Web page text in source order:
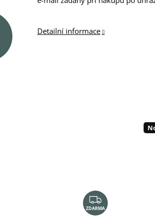
Detailní informace
Z
D
ZDARMA